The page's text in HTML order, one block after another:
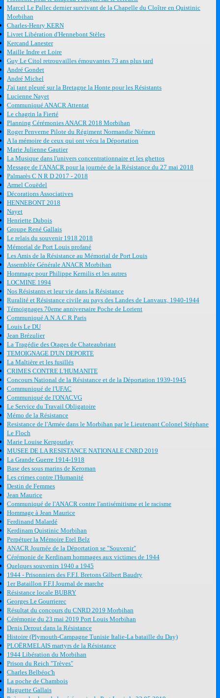
Marcel Le Pallec dernier survivant de la Chapelle du Cloître en Quistinic
Morbihan
Charles-Henry KERN
Livret Libération d'Hennebont Stèles
Kercand Lanester
Maille Indre et Loire
Guy Le Citol retrouvailles émouvantes 73 ans plus tard
André Gondet
André Michel
J'ai tant pleuré sur la Bretagne la Honte pour les Résistants
Lucienne Nayet
Communiqué ANACR Attentat
Le chagrin la Fierté
Planning Cérémonies ANACR 2018 Morbihan
Roger Penverne Pilote du Régiment Normandie Niémen
A la mémoire de ceux qui ont vécu la Déportation
Marie Julienne Gautier
La Musique dans l'univers concentrationnaire et les ghettos
Message de l'ANACR pour la journée de la Résistance du 27 mai 2018
Palmarès C N R D 2017 - 2018
Armel Couëdel
Décorations Associatives
HENNEBONT 2018
Nayet
Henriette Dubois
Groupe René Gallais
Le relais du souvenir 1918 2018
Mémorial de Port Louis profané
Les Amis de la Résistance au Mémorial de Port Louis
Assemblée Générale ANACR Morbihan
Hommage pour Philippe Kernilis et les autres
LOCMINE 1994
Nos Résistants et leur vie dans la Résistance
Ruralité et Résistance civile au pays des Landes de Lanvaux, 1940-1944
Témoignages 70eme anniversaire Poche de Lorient
Communiqué A.N.A.C.R Paris
Louis Le DU
Jean Brézulier
La Tragédie des Otages de Chateaubriant
TEMOIGNAGE D'UN DEPORTE
La Maltière et les fusillés
CRIMES CONTRE L'HUMANITE
Concours National de la Résistance et de la Déportation 1939-1945
Communiqué de l'UFAC
Communiqué de l'ONACVG
Le Service du Travail Obligatoire
Mémo de la Résistance
Resistance de l'Armée dans le Morbihan par le Lieutenant Colonel Stéphane
Le Floch
Marie Louise Kergourlay
MUSEE DE LA RESISTANCE NATIONALE CNRD 2019
La Grande Guerre 1914-1918
Base des sous marins de Keroman
Les crimes contre l'Humanité
Destin de Femmes
Jean Maurice
Communiqué de l'ANACR contre l'antisémitisme et le racisme
Hommage à Jean Maurice
Ferdinand Malardé
Kerdinam Quistinic Morbihan
Perpétuer la Mémoire Etel Belz
ANACR Journée de la Déportation se "Souvenir"
Cérémonie de Kerdinam hommages aux victimes de 1944
Quelques souvenirs 1940 a 1945
1944 - Prisonniers des F.F.I. Bretons Gilbert Baudry
1er Bataillon F.F.I Journal de marche
Résistance locale BUBRY
Georges Le Gourrierec
Résultat du concours du CNRD 2019 Morbihan
Cérémonie du 23 mai 2019 Port Louis Morbihan
Denis Derout dans la Résistance
Histoire (Plymouth-Campagne Tunisie Italie-La bataille du Day)
PLOËRMELAIS martyrs de la Résistance
1944 Libération du Morbihan
Prison du Reich "Trèves"
Charles Belbéoc'h
La poche de Chambois
Huguette Gallais